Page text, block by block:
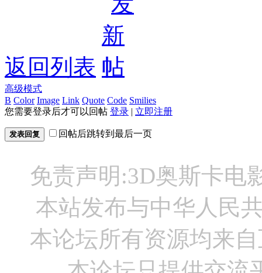
返回列表
高级模式
B Color Image Link Quote Code Smilies
您需要登录后才可以回帖 登录 | 立即注册
发表回复 回帖后跳转到最后一页
免责声明:3D奥斯卡电
本站发布与中华人民
本论坛所有资源均来